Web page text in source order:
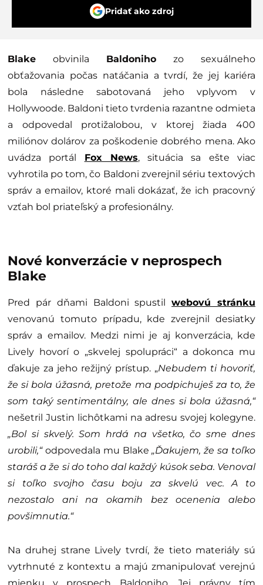
Pridať ako zdroj
Blake obvinila Baldoniho zo sexuálneho
obťažovania počas natáčania a tvrdí, že jej kariéra
bola následne sabotovaná jeho vplyvom v
Hollywoode. Baldoni tieto tvrdenia razantne odmieta
a odpovedal protižalobou, v ktorej žiada 400
miliónov dolárov za poškodenie dobrého mena. Ako
uvádza portál Fox News, situácia sa ešte viac
vyhrotila po tom, čo Baldoni zverejnil sériu textových
správ a emailov, ktoré mali dokázať, že ich pracovný
vzťah bol priateľský a profesionálny.
Nové konverzácie v neprospech
Blake
Pred pár dňami Baldoni spustilwebovú stránku
venovanú tomuto prípadu, kde zverejnil desiatky
správ a emailov. Medzi nimi je aj konverzácia, kde
Lively hovorí o „skvelej spolupráci“ a dokonca mu
ďakuje za jeho režijný prístup. „Nebudem ti hovoriť,
že si bola úžasná, pretože ma podpichuješ za to, že
som taký sentimentálny, ale dnes si bola úžasná,“
nešetril Justin lichôtkami na adresu svojej kolegyne.
„Bol si skvelý. Som hrdá na všetko, čo sme dnes
urobili,“odpovedala mu Blake„Ďakujem, že sa toľko
staráš a že si do toho dal každý kúsok seba. Venoval
si toľko svojho času boju za skvelú vec. A to
nezostalo ani na okamih bez ocenenia alebo
povšimnutia.“
Na druhej strane Lively tvrdí, že tieto materiály sú
vytrhnuté z kontextu a majú zmanipulovať verejnú